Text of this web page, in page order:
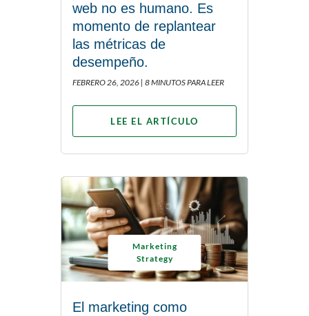
web no es humano. Es
momento de replantear
las métricas de
desempeño.
FEBRERO 26, 2026 | 8 MINUTOS PARA LEER
LEE EL ARTÍCULO
Marketing
Strategy
El marketing como